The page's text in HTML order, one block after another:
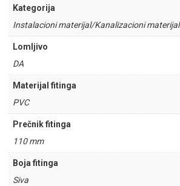
Kategorija
Instalacioni materijal/Kanalizacioni materijal
Lomljivo
DA
Materijal fitinga
PVC
Prečnik fitinga
110 mm
Boja fitinga
Siva